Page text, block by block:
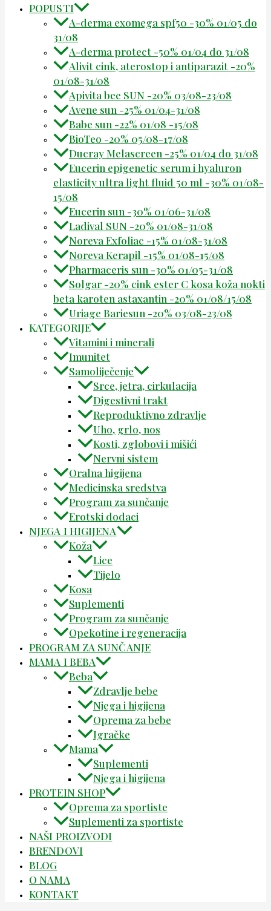
POPUSTI
A-derma exomega spf50 -30% 01/05 do
31/08
A-derma protect -50% 01/04 do 31/08
Alivit cink, aterostop i antiparazit -20%
01/08-31/08
Apivita bee SUN -20% 03/08-23/08
Avene sun -25% 01/04-31/08
Babe sun -22% 01/08 -15/08
BioTeo -20% 05/08-17/08
Ducray Melascreen -25% 01/04 do 31/08
Eucerin epigenetic serum i hyaluron
elasticity ultra light fluid 50 ml -30% 01/08-
15/08
Eucerin sun -30% 01/06-31/08
Ladival SUN -20% 01/08-31/08
Noreva Exfoliac -15% 01/08-31/08
Noreva Kerapil -15% 01/08-15/08
Pharmaceris sun -30% 01/05-31/08
Solgar -20% cink ester C kosa koža nokti
beta karoten astaxantin -20% 01/08/15/08
Uriage Bariesun -20% 03/08-23/08
KATEGORIJE
Vitamini i minerali
Imunitet
Samoliječenje
Srce, jetra, cirkulacija
Digestivni trakt
Reproduktivno zdravlje
Uho, grlo, nos
Kosti, zglobovi i mišići
Nervni sistem
Oralna higijena
Medicinska sredstva
Program za sunčanje
Erotski dodaci
NJEGA I HIGIJENA
Koža
Lice
Tijelo
Kosa
Suplementi
Program za sunčanje
Opekotine i regeneracija
PROGRAM ZA SUNČANJE
MAMA I BEBA
Beba
Zdravlje bebe
Njega i higijena
Oprema za bebe
Igračke
Mama
Suplementi
Njega i higijena
PROTEIN SHOP
Oprema za sportiste
Suplementi za sportiste
NAŠI PROIZVODI
BRENDOVI
BLOG
O NAMA
KONTAKT